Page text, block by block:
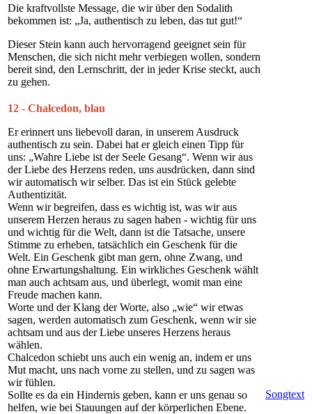
Die kraftvollste Message, die wir über den Sodalith
bekommen ist: „Ja, authentisch zu leben, das tut gut!“
Dieser Stein kann auch hervorragend geeignet sein für
Menschen, die sich nicht mehr verbiegen wollen, sondern
bereit sind, den Lernschritt, der in jeder Krise steckt, auch
zu gehen.
12 - Chalcedon, blau
Er erinnert uns liebevoll daran, in unserem Ausdruck
authentisch zu sein. Dabei hat er gleich einen Tipp für
uns: „Wahre Liebe ist der Seele Gesang“. Wenn wir aus
der Liebe des Herzens reden, uns ausdrücken, dann sind
wir automatisch wir selber. Das ist ein Stück gelebte
Authentizität.
Wenn wir begreifen, dass es wichtig ist, was wir aus
unserem Herzen heraus zu sagen haben - wichtig für uns
und wichtig für die Welt, dann ist die Tatsache, unsere
Stimme zu erheben, tatsächlich ein Geschenk für die
Welt. Ein Geschenk gibt man gern, ohne Zwang, und
ohne Erwartungshaltung. Ein wirkliches Geschenk wählt
man auch achtsam aus, und überlegt, womit man eine
Freude machen kann.
Worte und der Klang der Worte, also „wie“ wir etwas
sagen, werden automatisch zum Geschenk, wenn wir sie
achtsam und aus der Liebe unseres Herzens heraus
wählen.
Chalcedon schiebt uns auch ein wenig an, indem er uns
Mut macht, uns nach vorne zu stellen, und zu sagen was
wir fühlen.
Sollte es da ein Hindernis geben, kann er uns genau so
helfen, wie bei Stauungen auf der körperlichen Ebene.
Songtext